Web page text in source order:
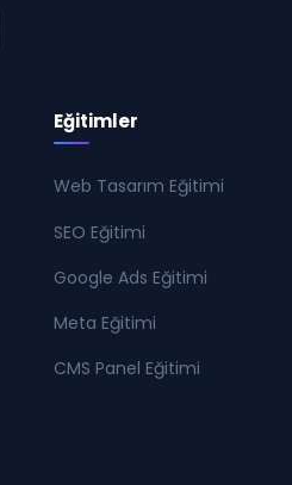
Eğitimler
Web Tasarım Eğitimi
SEO Eğitimi
Google Ads Eğitimi
Meta Eğitimi
CMS Panel Eğitimi